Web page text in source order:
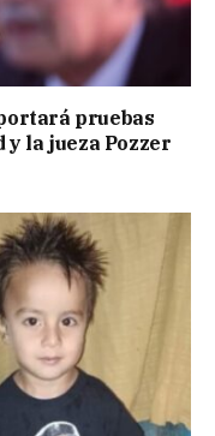
pruebas
la jueza Pozzer